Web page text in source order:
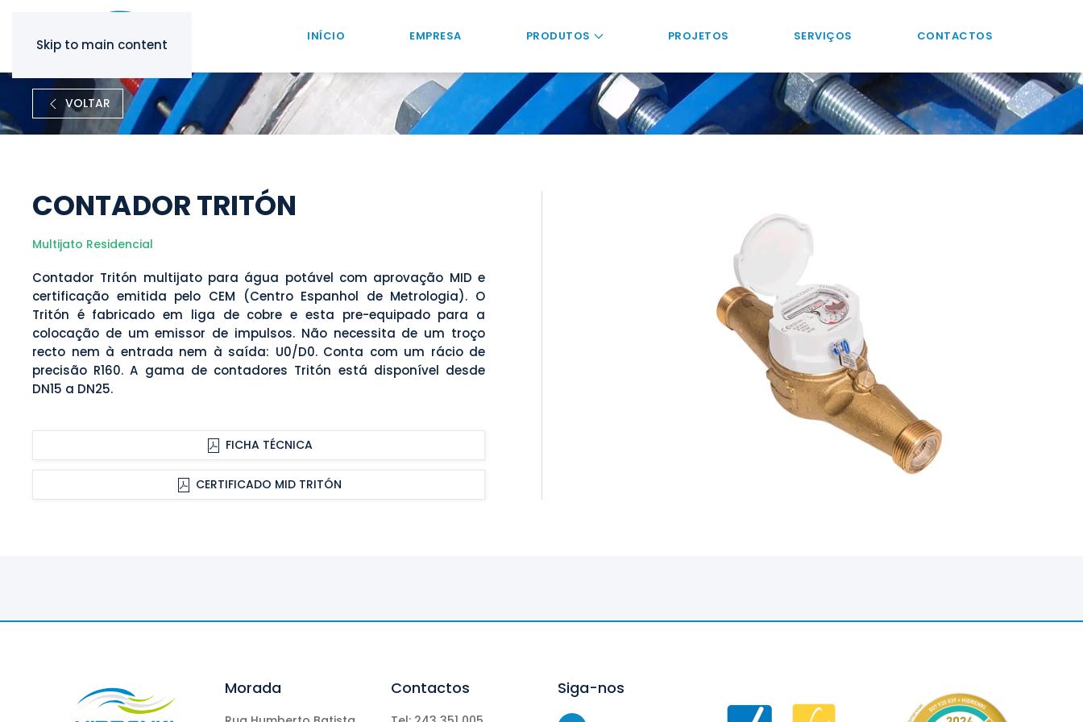
Skip to main content
INÍCIO EMPRESA PRODUTOS PROJETOS SERVIÇOS CONTACTOS
VOLTAR
CONTADOR TRITÓN
Multijato Residencial
Contador Tritón multijato para água potável com aprovação MID e
certificação emitida pelo CEM (Centro Espanhol de Metrologia). O
Tritón é fabricado em liga de cobre e esta pre-equipado para a
colocação de um emissor de impulsos. Não necessita de um troço
recto nem à entrada nem à saída: U0/D0. Conta com um rácio de
precisão R160. A gama de contadores Tritón está disponível desde
DN15 a DN25.
FICHA TÉCNICA
CERTIFICADO MID TRITÓN
Morada Contactos Siga-nos